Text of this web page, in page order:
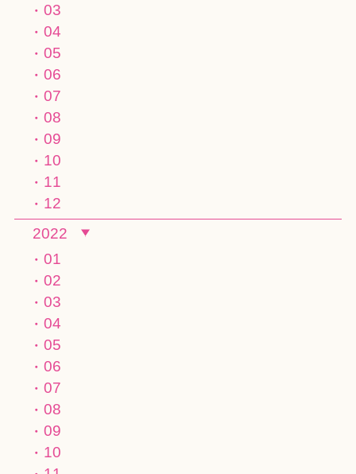
03
04
05
06
07
08
09
10
11
12
2022
01
02
03
04
05
06
07
08
09
10